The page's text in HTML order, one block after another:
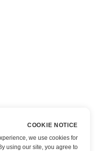
COOKIE NOTICE
we use cookies for
using our site, you agree to